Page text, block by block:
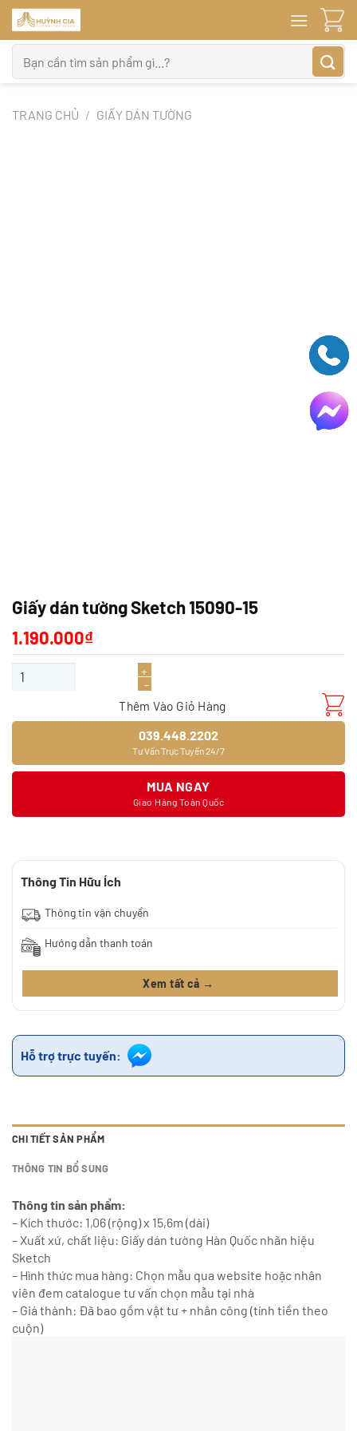
Bỏ
qua
nội
dung
kiếm:
TRANG CHỦ / GIẤY DÁN TƯỜNG
Giấy dán tường Sketch 15090-15
1.190.000₫
Giấy dán tường Sketch 15090-15 số lượng
Thêm Vào Giỏ Hàng
039.448.2202
Tư Vấn Trực Tuyến 24/7
MUA NGAY
Giao Hàng Toàn Quốc
Thông Tin Hữu Ích
Thông tin vận chuyển
Hướng dẫn thanh toán
Xem tất cả →
Hỗ trợ trực tuyến:
CHI TIẾT SẢN PHẨM
THÔNG TIN BỔ SUNG
Thông tin sản phẩm:
– Kích thước: 1,06 (rộng) x 15,6m (dài)
– Xuất xứ, chất liệu: Giấy dán tường Hàn Quốc nhãn hiệu
Sketch
– Hình thức mua hàng: Chọn mẫu qua website hoặc nhân
viên đem catalogue tư vấn chọn mẫu tại nhà
– Giá thành: Đã bao gồm vật tư + nhân công (tính tiền theo
cuộn)